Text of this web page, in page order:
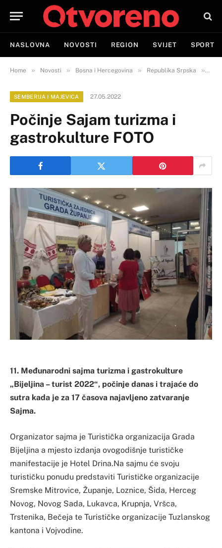
NASLOVNA NOVOSTI REGION SVIJET SPORT
Home » Novosti » Bosna i Hercegovina » Republika Srpska »
SEMBERIJA I MAJEVICA 27.05.2022
Počinje Sajam turizma i
gastrokulture FOTO
11. Međunarodni sajma turizma i gastrokulture
„Bijeljina – turist 2022“, počinje danas i trajaće do
sutra kada je za 17 časova najavljeno zatvaranje
Sajma.
Organizator sajma je Turistička organizacija Grada
Bijeljina a mjesto izdanja ovogodišnje turističke
manifestacije je Hotel Drina.Na sajmu će svoju
turističku ponudu predstaviti Turističke organizacije
Sremske Mitrovice, Županje, Loznice, Šida, Herceg
Novog, Novog Sada, Lukavca, Krupnja, Vršca,
Trstenika, Bečeja te Turističke organizacije Tuzlanskog
kantona i Vojvodine.